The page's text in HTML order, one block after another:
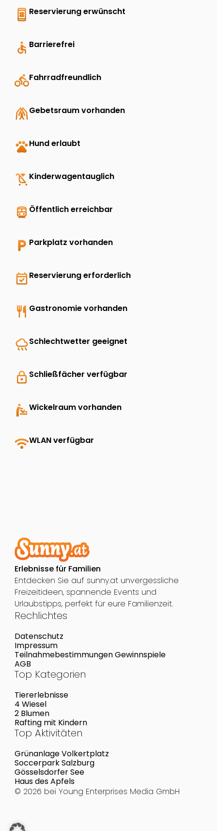
book_online Reservierung erwünscht
accessible Barrierefrei
directions_bikeFahrradfreundlich
folded_handsGebetsraum vorhanden
petsHund erlaubt
child_friendly Kinderwagentauglich
directions_transit Öffentlich erreichbar
local_parking Parkplatz vorhanden
event_availableReservierung erforderlich
restaurant Gastronomie vorhanden
rainySchlechtwetter geeignet
lock Schließfächer verfügbar
baby_changing_stationWickelraum vorhanden
wifiWLAN verfügbar
Erlebnisse für Familien
Entdecken Sie auf sunny.at unvergessliche
Freizeitideen, spannende Events und
Urlaubstipps, perfekt für eure Familienzeit.
Rechlichtes
Datenschutz
Impressum
Teilnahmebestimmungen Gewinnspiele
AGB
Top Kategorien
Tiererlebnisse
4 Wiesel
2 Blumen
Rafting mit Kindern
Top Aktivitäten
Grünanlage Volkertplatz
Soccerpark Salzburg
Gösselsdorfer See
Haus des Apfels
© 2026 bei Young Enterprises Media GmbH